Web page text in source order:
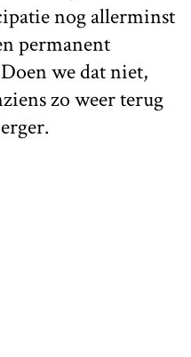
nog allerminst
permanent
we dat niet,
zo weer terug